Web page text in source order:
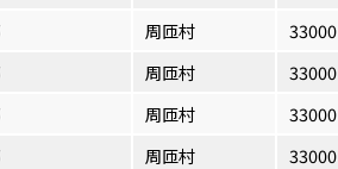
周匝村 33000
周匝村 33000
周匝村 33000
周匝村 33000